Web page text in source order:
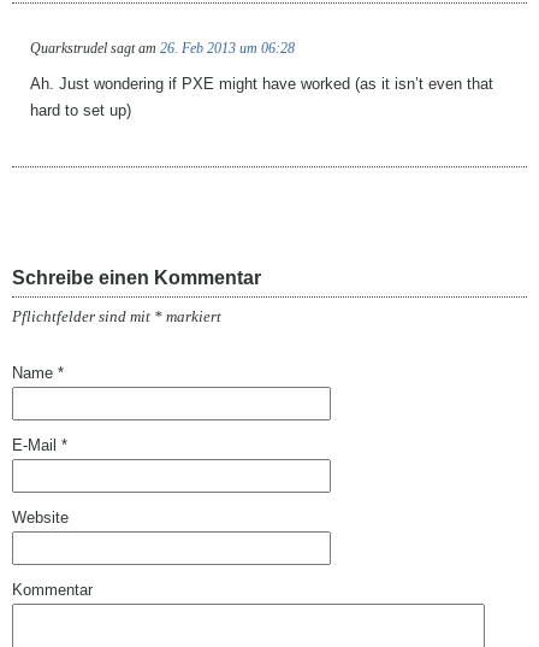
Quarkstrudel sagt am 26. Feb 2013 um 06:28
Ah. Just wondering if PXE might have worked (as it isn’t even that
hard to set up)
Schreibe einen Kommentar
Pflichtfelder sind mit * markiert
Name *
E-Mail *
Website
Kommentar